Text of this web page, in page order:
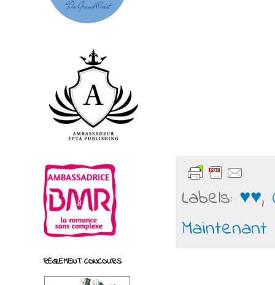
Labels: ♥♥,
RÈGLEMENT CONCOURS